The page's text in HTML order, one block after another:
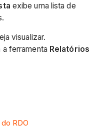
exibe uma lista de
visualizar.
a ferramenta Relatórios
RDO